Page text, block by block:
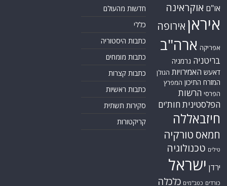
או"ם אוקראינה
איראן אירופה
אפריקה ארה"ב
בריטניה גרמניה
דאעש האמירויות הגולן
המזרח התיכון המפרץ
הפרסי הרשות
הפלסטיניתחות'ים
חיזבאללה
חמאס טורקיה
טילים טכנולוגיה
ירדן ישראל
כורדים כטב"מים כלכלה
חדשות מהעולם
כללי
כתבות היסטוריה
כתבות מומחים
כתבות קצרות
כתבות ראשיות
סקירות תשתית
קריקטורות